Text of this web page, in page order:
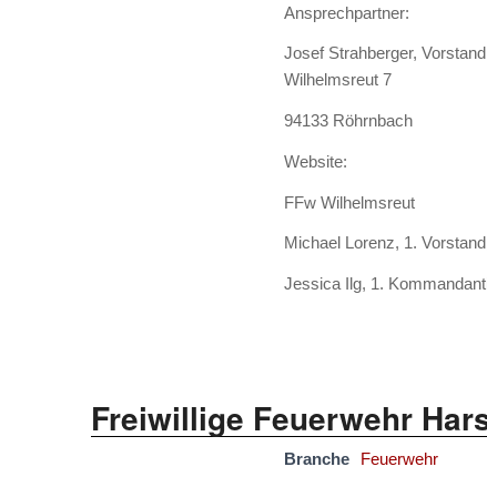
Ansprechpartner:
Josef Strahberger, Vorstand
Wilhelmsreut 7
94133 Röhrnbach
Website:
FFw Wilhelmsreut
Michael Lorenz, 1.
Jessica Ilg, 1.
Freiwillige Feuerwehr
Branche Feuerwehr